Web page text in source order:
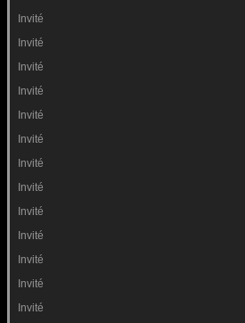
Invité
Invité
Invité
Invité
Invité
Invité
Invité
Invité
Invité
Invité
Invité
Invité
Invité